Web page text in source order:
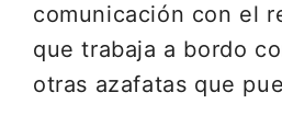
comunicación con el
que trabaja a bordo
otras azafatas que